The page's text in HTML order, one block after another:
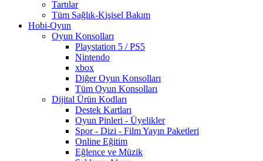
Tartılar
Tüm Sağlık-Kişisel Bakım
Hobi-Oyun
Oyun Konsolları
Playstation 5 / PS5
Nintendo
xbox
Diğer Oyun Konsolları
Tüm Oyun Konsolları
Dijital Ürün Kodları
Destek Kartları
Oyun Pinleri - Üyelikler
Spor - Dizi - Film Yayın Paketleri
Online Eğitim
Eğlence ve Müzik